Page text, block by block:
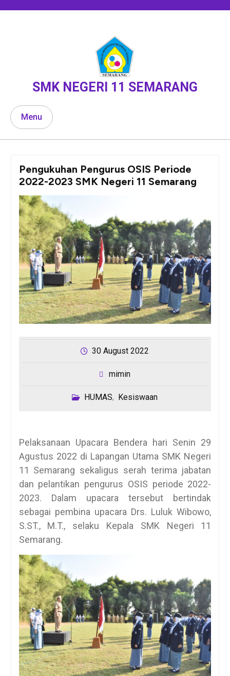
SMK NEGERI 11 SEMARANG
Menu
Pengukuhan Pengurus OSIS Periode
2022-2023 SMK Negeri 11 Semarang
30 August 2022
mimin
HUMAS, Kesiswaan
Pelaksanaan Upacara Bendera hari Senin 29
Agustus 2022 di Lapangan Utama SMK Negeri
11 Semarang sekaligus serah terima jabatan
dan pelantikan pengurus OSIS periode 2022-
2023. Dalam upacara tersebut bertindak
sebagai pembina upacara Drs. Luluk Wibowo,
S.ST., M.T., selaku Kepala SMK Negeri 11
Semarang.